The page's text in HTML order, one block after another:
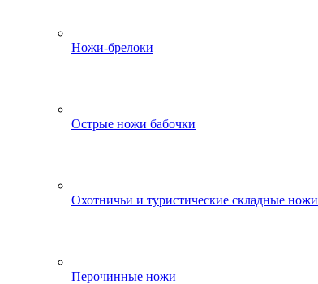
Ножи-брелоки
Острые ножи бабочки
Охотничьи и туристические складные ножи
Перочинные ножи